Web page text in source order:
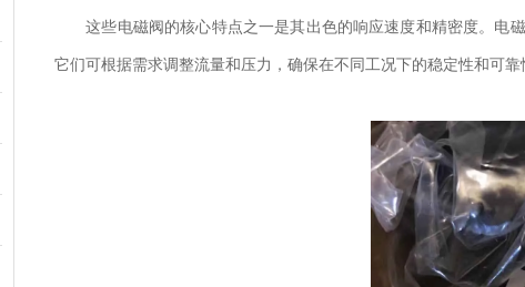
这些电磁阀的核心特点之一是其出色的响应速度和精密度。电磁
它们可根据需求调整流量和压力，确保在不同工况下的稳定性和可靠